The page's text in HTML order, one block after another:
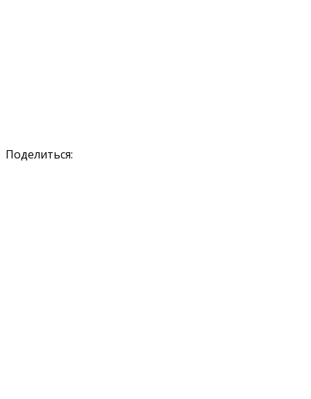
Поделиться: